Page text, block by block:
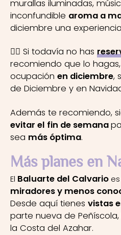
murallas iluminadas,
inconfundible aroma a
diciembre una
👉🏼 Si todavía no has
recomiendo que lo
ocupación en diciembre,
de Diciembre y en
Además te recomiendo,
evitar el fin de semana
sea más óptima.
Más planes en
El Baluarte del Calvario
miradores y menos
Desde aquí tienes vistas
parte nueva de
la Costa del Azahar.